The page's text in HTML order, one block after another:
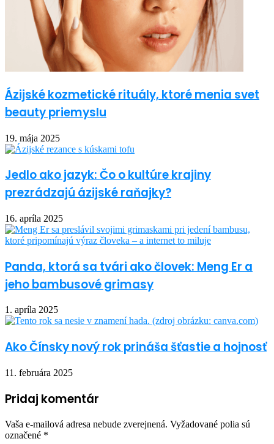
Ázijské kozmetické rituály, ktoré menia svet
beauty priemyslu
19. mája 2025
Jedlo ako jazyk: Čo o kultúre krajiny
prezrádzajú ázijské raňajky?
16. apríla 2025
Panda, ktorá sa tvári ako človek: Meng Er a
jeho bambusové grimasy
1. apríla 2025
Ako Čínsky nový rok prináša šťastie a hojnosť
11. februára 2025
Pridaj komentár
Vaša e-mailová adresa nebude zverejnená. Vyžadované polia sú
označené *